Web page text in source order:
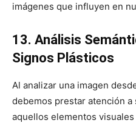
imágenes que influyen en
13. Análisis
Signos Plásticos
Al analizar una imagen
debemos prestar atención
aquellos elementos